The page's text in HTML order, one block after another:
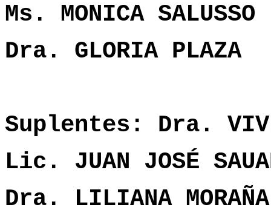
Ms. MONICA SALUSSO
Dra. GLORIA PLAZA
Suplentes: Dra.
Lic. JUAN JOSÉ
Dra. LILIANA MORAÑA